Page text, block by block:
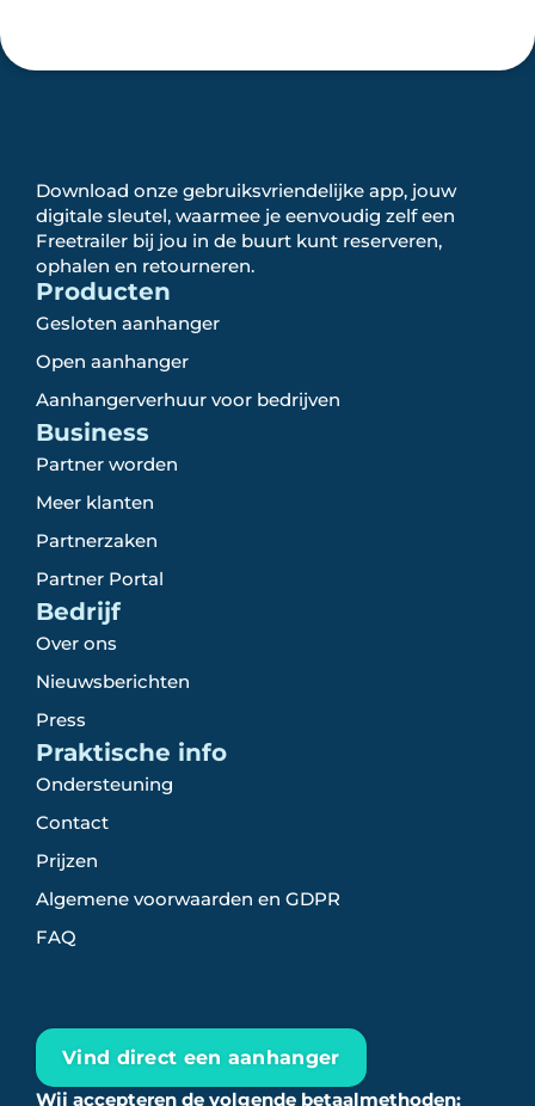
Download onze gebruiksvriendelijke app, jouw
digitale sleutel, waarmee je eenvoudig zelf een
Freetrailer bij jou in de buurt kunt reserveren,
ophalen en retourneren.
Producten
Gesloten aanhanger
Open aanhanger
Aanhangerverhuur voor bedrijven
Business
Partner worden
Meer klanten
Partnerzaken
Partner Portal
Bedrijf
Over ons
Nieuwsberichten
Press
Praktische info
Ondersteuning
Contact
Prijzen
Algemene voorwaarden en GDPR
FAQ
Vind direct een aanhanger
Wij accepteren de volgende betaalmethoden: